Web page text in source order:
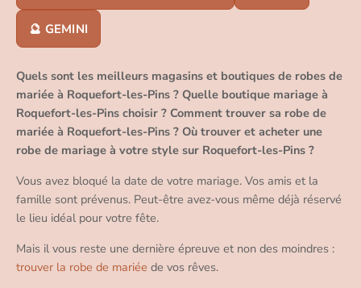
🔮 GEMINI
Quels sont les meilleurs magasins et boutiques de robes de
mariée à Roquefort-les-Pins ? Quelle boutique mariage à
Roquefort-les-Pins choisir ? Comment trouver sa robe de
mariée à Roquefort-les-Pins ? Où trouver et acheter une
robe de mariage à votre style sur Roquefort-les-Pins ?
Vous avez bloqué la date de votre mariage. Vos amis et la
famille sont prévenus. Peut-être avez-vous même déjà réservé
le lieu idéal pour votre fête.
Mais il vous reste une dernière épreuve et non des moindres :
trouver la robe de mariée de vos rêves.